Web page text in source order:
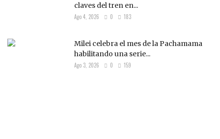
claves del tren en...
Ago 4, 2026 0 183
Milei celebra el mes de la Pachamama
habilitando una serie...
Ago 3, 2026 0 159